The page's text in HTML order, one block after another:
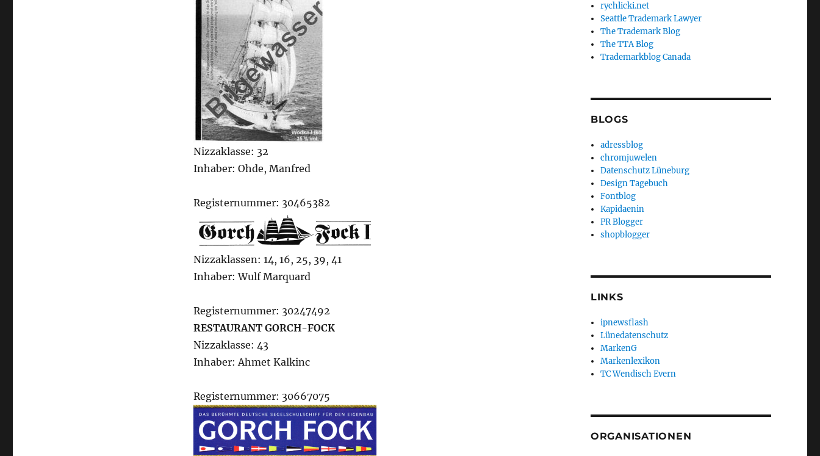
Nizzaklasse: 32
Inhaber: Ohde, Manfred
Registernummer: 30465382
Nizzaklassen: 14, 16, 25, 39, 41
Inhaber: Wulf Marquard
Registernummer: 30247492
RESTAURANT GORCH-FOCK
Nizzaklasse: 43
Inhaber: Ahmet Kalkinc
Registernummer: 30667075
rychlicki.net
Seattle Trademark Lawyer
The Trademark Blog
The TTA Blog
Trademarkblog Canada
BLOGS
adressblog
chromjuwelen
Datenschutz Lüneburg
Design Tagebuch
Fontblog
Kapidaenin
PR Blogger
shopblogger
LINKS
ipnewsflash
Lünedatenschutz
MarkenG
Markenlexikon
TC Wendisch Evern
ORGANISATIONEN